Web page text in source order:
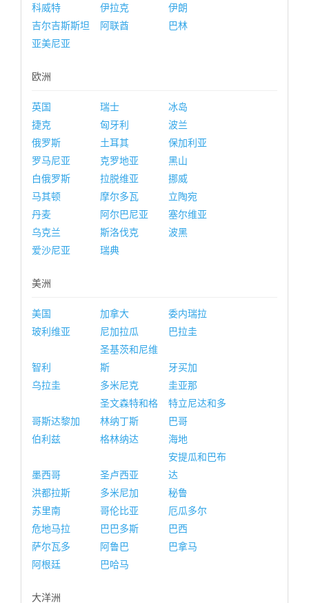
科威特
伊拉克
伊朗
吉尔吉斯斯坦
阿联酋
巴林
亚美尼亚
欧洲
英国 瑞士
冰岛
捷克
匈牙利
波兰
俄罗斯
土耳其
保加利亚
罗马尼亚
克罗地亚
黑山
白俄罗斯
拉脱维亚
挪威
马其顿
摩尔多瓦
立陶宛
丹麦
阿尔巴尼亚
塞尔维亚
乌克兰
斯洛伐克
波黑
爱沙尼亚
瑞典
美洲
美国 加拿大
委内瑞拉
玻利维亚
尼加拉瓜 巴拉圭
智利
圣基茨和尼维
斯
牙买加
乌拉圭
多米尼克 圭亚那
哥斯达黎加
圣文森特和格
林纳丁斯
特立尼达和多
巴哥
伯利兹
格林纳达 海地
墨西哥 圣卢西亚
安提瓜和巴布
达
洪都拉斯
多米尼加
秘鲁
苏里南
哥伦比亚
厄瓜多尔
危地马拉
巴巴多斯
巴西
萨尔瓦多
阿鲁巴
巴拿马
阿根廷
巴哈马
大洋洲